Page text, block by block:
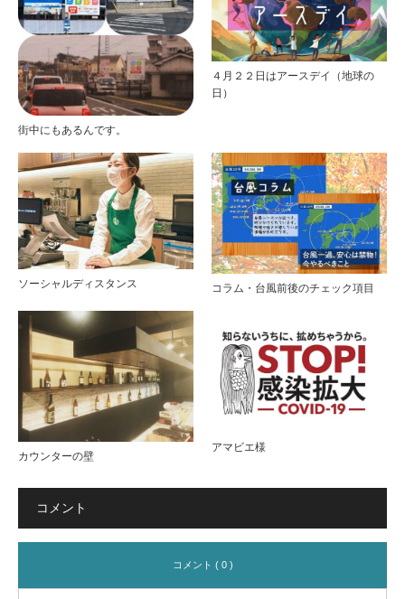
街中にもあるんです。
４月２２日はアースデイ（地球の
日）
ソーシャルディスタンス コラム・台風前後のチェック項目
カウンターの壁
アマビエ様
コメント
コメント ( 0 )